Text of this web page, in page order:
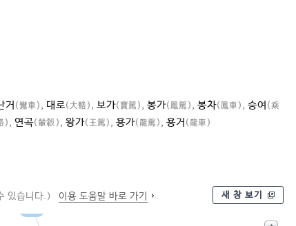
거 (鸞車) , 대로(大輅) , 보가(寶駕) , 봉가(鳳駕) , 봉차(鳳車) , 승여 (乘
) , 연곡(輦轂) , 왕가(王駕) , 용가(龍駕) , 용거 (龍車)
있습니다.) 이용 도움말 바로 가기 새 창 보기